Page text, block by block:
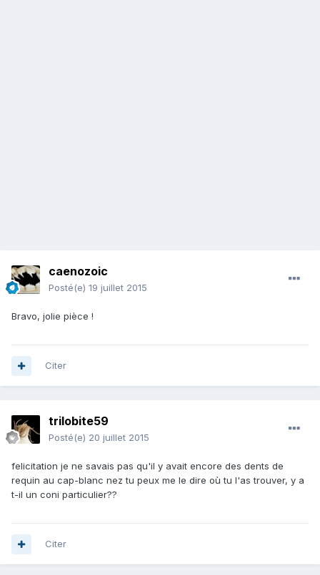
caenozoic
Posté(e) 19 juillet 2015
Bravo, jolie pièce !
Citer
trilobite59
Posté(e) 20 juillet 2015
felicitation je ne savais pas qu'il y avait encore des dents de
requin au cap-blanc nez tu peux me le dire où tu l'as trouver, y a
t-il un coni particulier??
Citer